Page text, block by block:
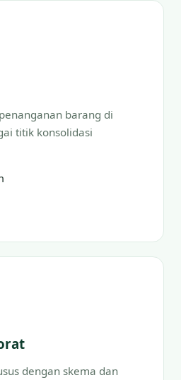
barang di
titik konsolidasi
dengan skema dan